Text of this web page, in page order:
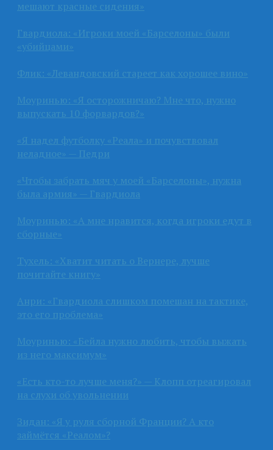
мешают красные сидения»
Гвардиола: «Игроки моей «Барселоны» были
«убийцами»
Флик: «Левандовский стареет как хорошее вино»
Моуринью: «Я осторожничаю? Мне что, нужно
выпускать 10 форвардов?»
«Я надел футболку «Реала» и почувствовал
неладное» — Педри
«Чтобы забрать мяч у моей «Барселоны», нужна
была армия» — Гвардиола
Моуринью: «А мне нравится, когда игроки едут в
сборные»
Тухель: «Хватит читать о Вернере, лучше
почитайте книгу»
Анри: «Гвардиола слишком помешан на тактике,
это его проблема»
Моуринью: «Бейла нужно любить, чтобы выжать
из него максимум»
«Есть кто-то лучше меня?» — Клопп отреагировал
на слухи об увольнении
Зидан: «Я у руля сборной Франции? А кто
займётся «Реалом»?